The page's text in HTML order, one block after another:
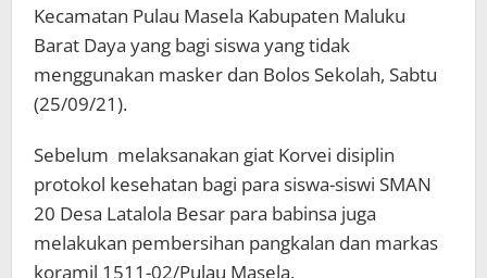
Kecamatan Pulau Masela Kabupaten Maluku
Barat Daya yang bagi siswa yang tidak
menggunakan masker dan Bolos Sekolah, Sabtu
(25/09/21).
Sebelum melaksanakan giat Korvei disiplin
protokol kesehatan bagi para siswa-siswi SMAN
20 Desa Latalola Besar para babinsa juga
melakukan pembersihan pangkalan dan markas
koramil 1511-02/Pulau Masela.